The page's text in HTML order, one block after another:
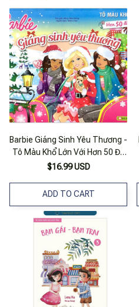
Barbie Giáng Sinh Yêu Thương -
Tô Màu Khổ Lớn Với Hơn 50 Đề
Can
$16.99 USD
ADD TO CART